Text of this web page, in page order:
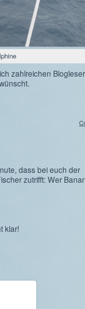
zahlreichen
dass bei euch der
zutrifft: Wer
klar!